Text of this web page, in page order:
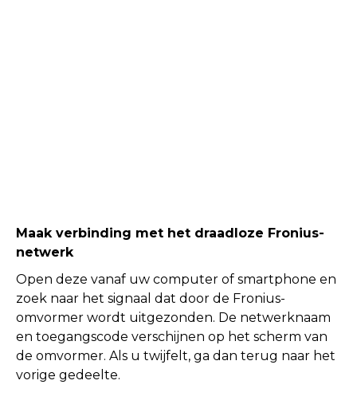
Maak verbinding met het draadloze Fronius-
netwerk
Open deze vanaf uw computer of smartphone en
zoek naar het signaal dat door de Fronius-
omvormer wordt uitgezonden. De netwerknaam
en toegangscode verschijnen op het scherm van
de omvormer. Als u twijfelt, ga dan terug naar het
vorige gedeelte.